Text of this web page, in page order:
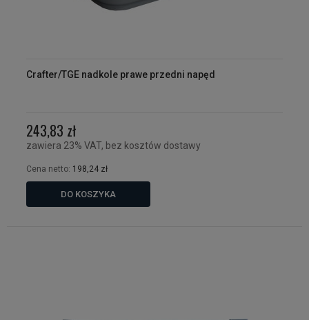
Crafter/TGE nadkole prawe przedni napęd
243,83 zł
zawiera 23% VAT, bez kosztów dostawy
Cena netto: 198,24 zł
DO KOSZYKA